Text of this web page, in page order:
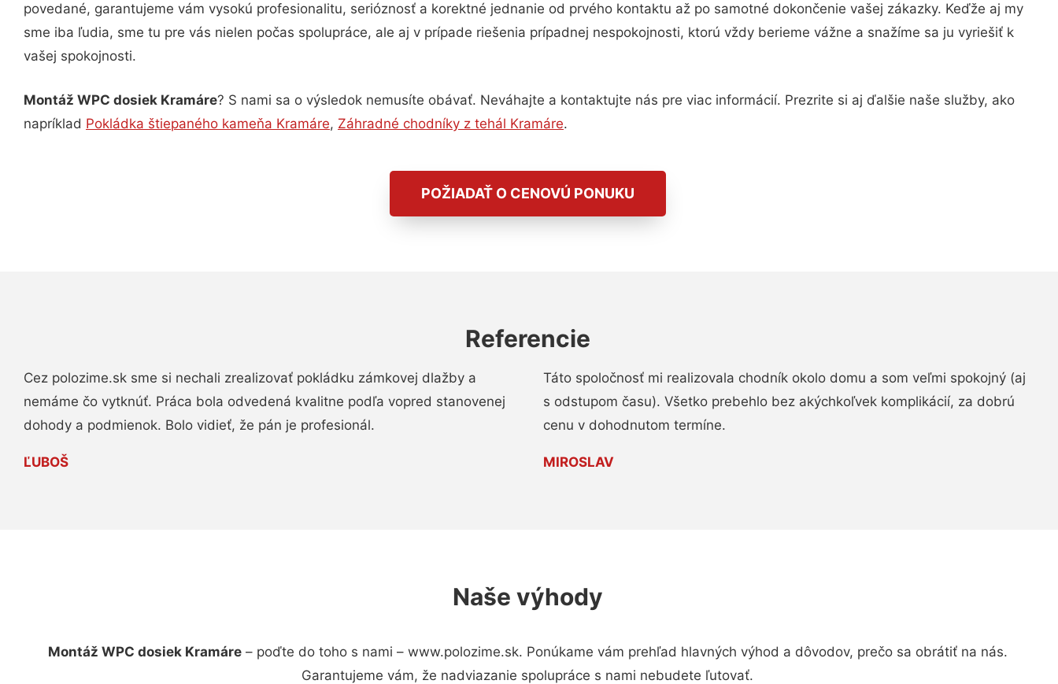
povedané, garantujeme vám vysokú profesionalitu, serióznosť a korektné jednanie od prvého kontaktu až po samotné dokončenie vašej zákazky. Keďže aj my
sme iba ľudia, sme tu pre vás nielen počas spolupráce, ale aj v prípade riešenia prípadnej nespokojnosti, ktorú vždy berieme vážne a snažíme sa ju vyriešiť k
vašej spokojnosti.
Montáž WPC dosiek Kramáre? S nami sa o výsledok nemusíte obávať. Neváhajte a kontaktujte nás pre viac informácií. Prezrite si aj ďalšie naše služby, ako
napríklad Pokládka štiepaného kameňa Kramáre, Záhradné chodníky z tehál Kramáre.
POŽIADAŤ O CENOVÚ PONUKU
Referencie
Cez polozime.sk sme si nechali zrealizovať pokládku zámkovej dlažby a
nemáme čo vytknúť. Práca bola odvedená kvalitne podľa vopred stanovenej
dohody a podmienok. Bolo vidieť, že pán je profesionál.
ĽUBOŠ
Táto spoločnosť mi realizovala chodník okolo domu a som veľmi spokojný (aj
s odstupom času). Všetko prebehlo bez akýchkoľvek komplikácií, za dobrú
cenu v dohodnutom termíne.
MIROSLAV
Naše výhody
Montáž WPC dosiek Kramáre– poďte do toho s nami – www.polozime.sk. Ponúkame vám prehľad hlavných výhod a dôvodov, prečo sa obrátiť na nás.
Garantujeme vám, že nadviazanie spolupráce s nami nebudete ľutovať.